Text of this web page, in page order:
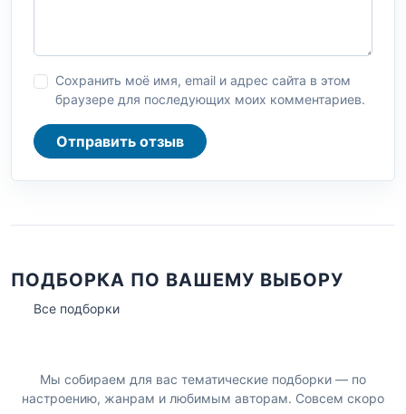
Сохранить моё имя, email и адрес сайта в этом
браузере для последующих моих комментариев.
Отправить отзыв
ПОДБОРКА ПО ВАШЕМУ ВЫБОРУ
Все подборки
Мы собираем для вас тематические подборки — по
настроению, жанрам и любимым авторам. Совсем скоро